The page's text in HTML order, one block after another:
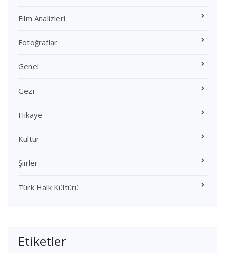
Film Analizleri
Fotoğraflar
Genel
Gezi
Hikaye
Kültür
Şiirler
Türk Halk Kültürü
Etiketler